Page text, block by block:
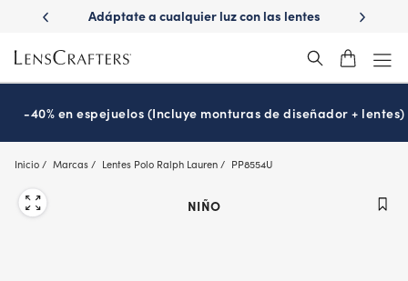
main
content
con
Adáptate a cualquier luz con las lentes
¿Es
-40% en espejuelos (Incluye monturas de diseñador + lentes)
Inicio Marcas Lentes Polo Ralph Lauren PP8554U
NIÑO